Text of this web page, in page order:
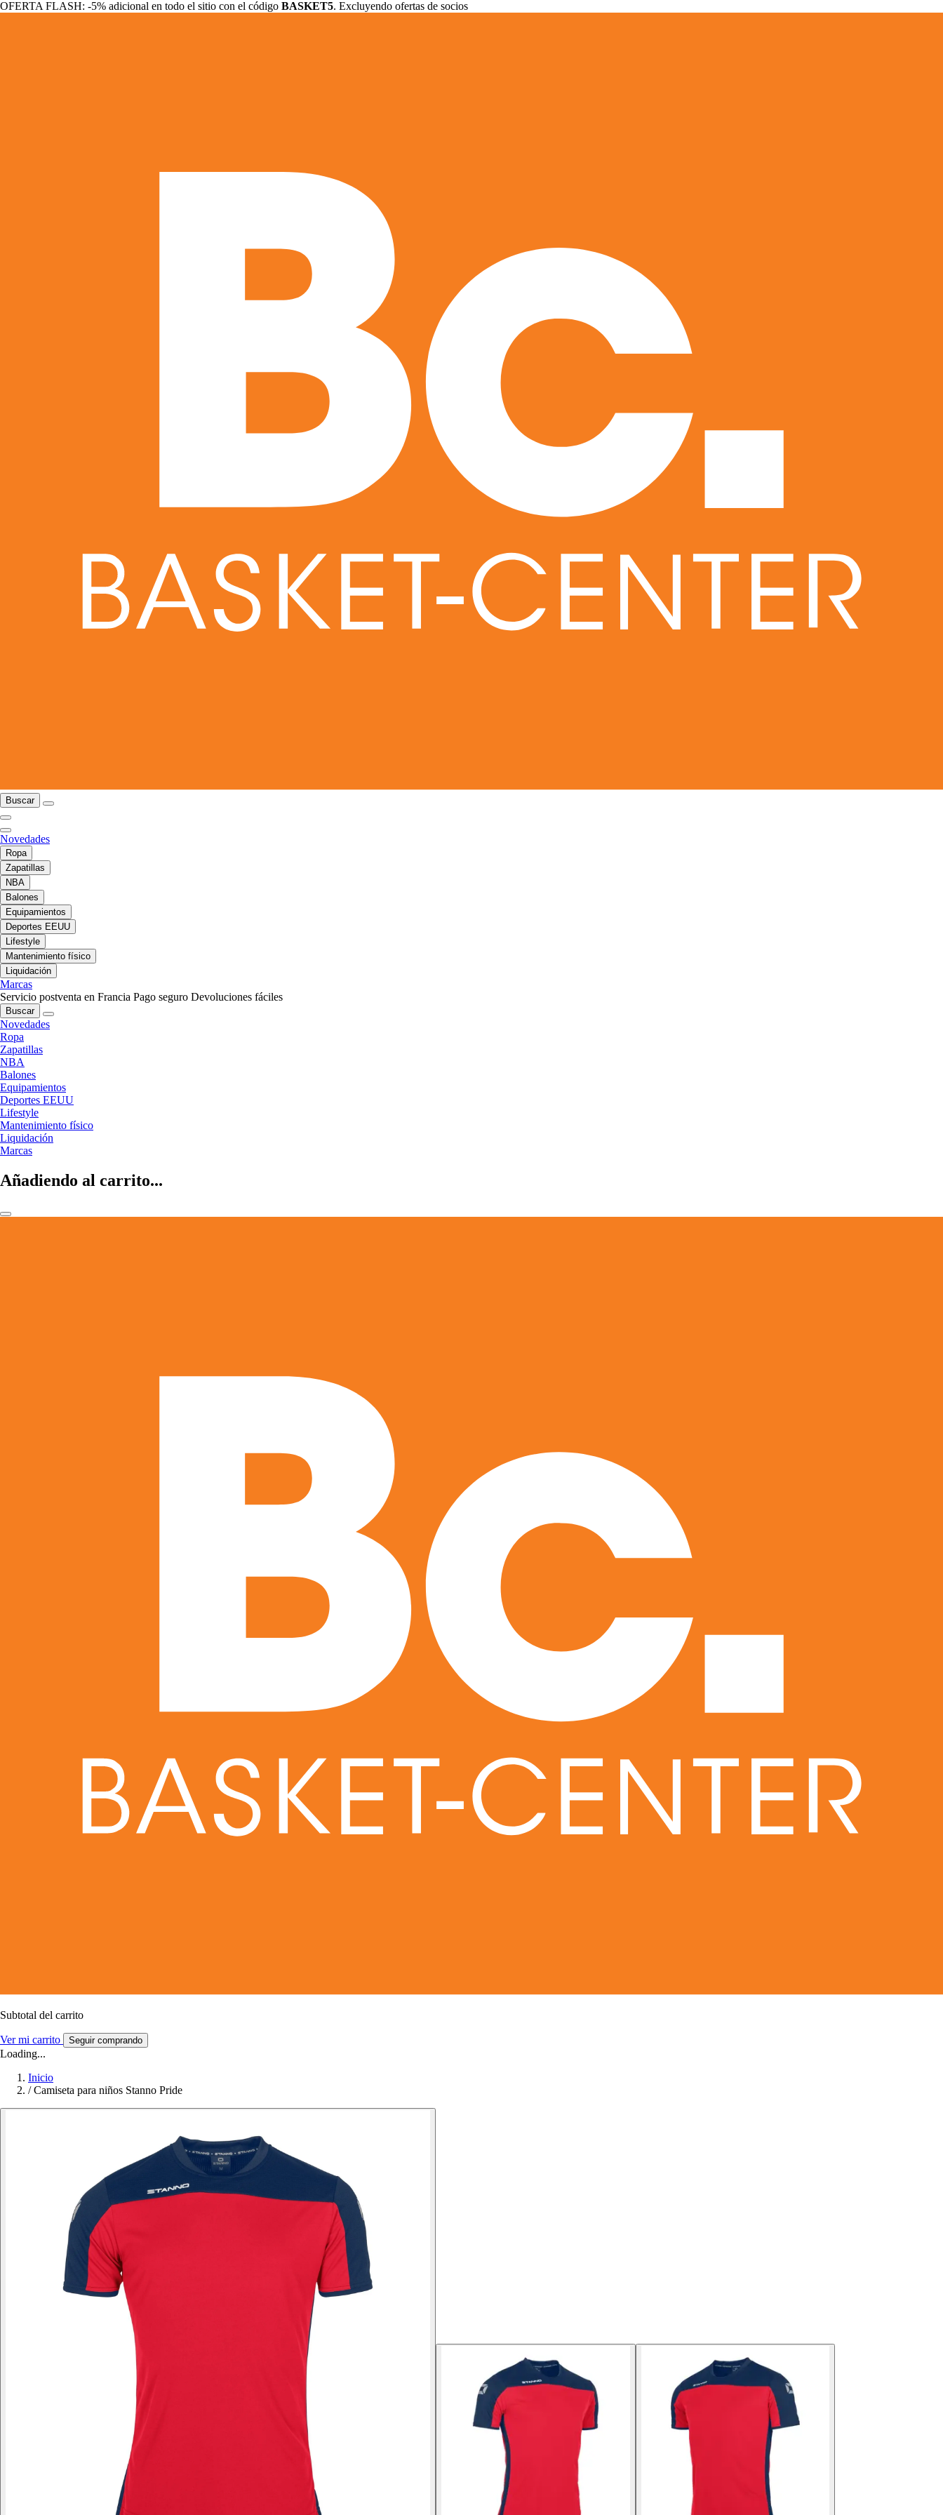
OFERTA FLASH: -5% adicional en todo el sitio con el código BASKET5. Excluyendo ofertas de socios
Buscar
Novedades
Ropa
Zapatillas
NBA
Balones
Equipamientos
Deportes EEUU
Lifestyle
Mantenimiento físico
Liquidación
Marcas
Servicio postventa en Francia Pago seguro Devoluciones fáciles
Buscar
Novedades
Ropa
Zapatillas
NBA
Balones
Equipamientos
Deportes EEUU
Lifestyle
Mantenimiento físico
Liquidación
Marcas
Añadiendo al carrito...
Subtotal del carrito
Ver mi carrito Seguir comprando
Loading...
Inicio
/ Camiseta para niños Stanno Pride